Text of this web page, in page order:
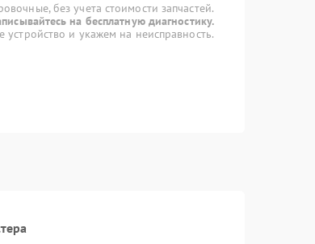
без учета стоимости запчастей.
на бесплатную диагностику.
и укажем на неисправность.